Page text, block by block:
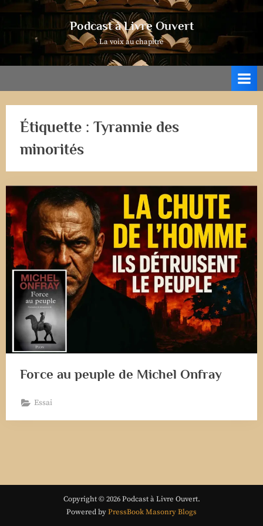
Podcast à Livre Ouvert
La voix au chapitre
Étiquette : Tyrannie des
minorités
Force au peuple de Michel Onfray
Essai
Copyright © 2026 Podcast à Livre Ouvert.
Powered byPressBook Masonry Blogs